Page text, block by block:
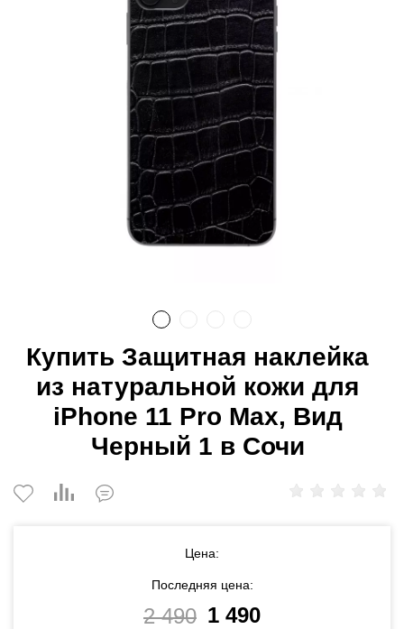
Купить Защитная наклейка
из натуральной кожи для
iPhone 11 Pro Max, Вид
Черный 1 в Сочи
Цена:
Последняя цена:
2 490 1 490